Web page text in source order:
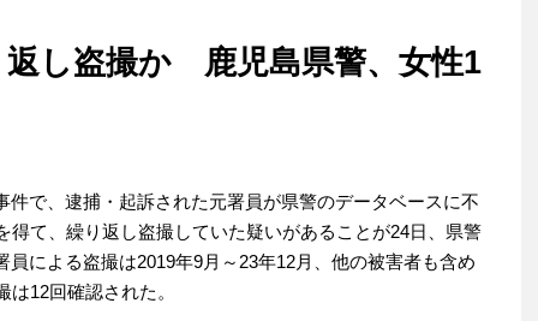
返し盗撮か 鹿児島県警、女性1
で、逮捕・起訴された元署員が県警のデータベースに不
得て、繰り返し盗撮していた疑いがあることが24日、県警
による盗撮は2019年9月～23年12月、他の被害者も含め
12回確認された。